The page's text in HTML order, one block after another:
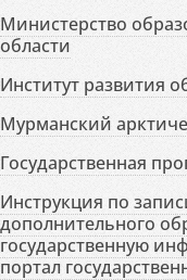
Министерство
области
Институт развития
Мурманский
Государственная
Инструкция по
дополнительного
государственную
портал